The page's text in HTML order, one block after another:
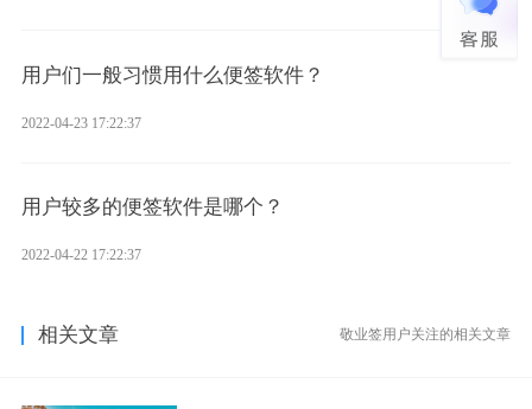
用户们一般习惯用什么便签软件？
2022-04-23 17:22:37
用户较多的便签软件是哪个？
2022-04-22 17:22:37
相关文章 敬业签用户关注的相关文章